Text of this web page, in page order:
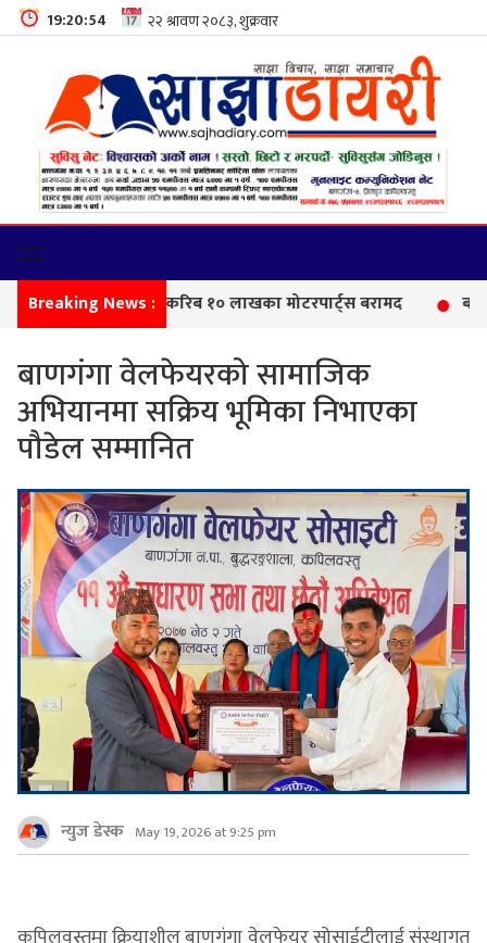
19:20:55
Breaking News :
बाणगंगा वेलफेयरको सामाजिक
अभियानमा सक्रिय भूमिका निभाएका
पौडेल सम्मानित
न्युज डेस्क May 19, 2026 at 9:25 pm